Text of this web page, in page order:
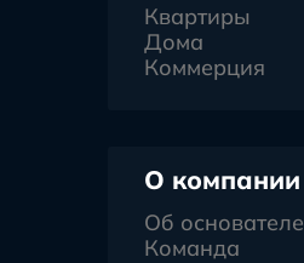
Квартиры
Дома
Коммерция
О компании
Об основателе
Команда